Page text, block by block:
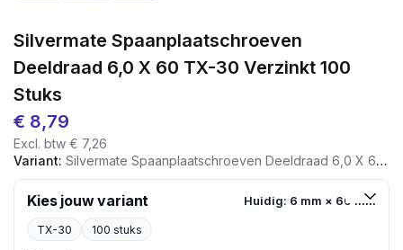
Silvermate Spaanplaatschroeven
Deeldraad 6,0 X 60 TX-30 Verzinkt 100
Stuks
€ 8,79
Excl. btw € 7,26
Variant: Silvermate Spaanplaatschroeven Deeldraad 6,0 X 60 TX-30 Verzinkt 100 Stuks
Kies jouw variant Huidig: 6 mm × 60 mm
TX-30 100 stuks